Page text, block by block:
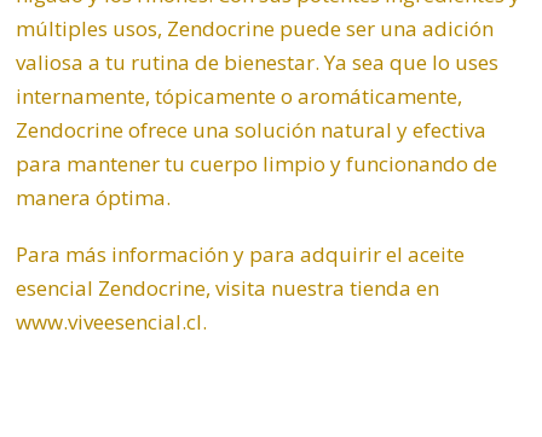
múltiples usos, Zendocrine puede ser una adición
valiosa a tu rutina de bienestar. Ya sea que lo uses
internamente, tópicamente o aromáticamente,
Zendocrine ofrece una solución natural y efectiva
para mantener tu cuerpo limpio y funcionando de
manera óptima.
Para más información y para adquirir el aceite
esencial Zendocrine, visita nuestra tienda en
www.viveesencial.cl.